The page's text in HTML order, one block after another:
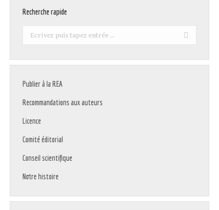
Recherche rapide
Recherche
Publier à la REA
Recommandations aux auteurs
Licence
Comité éditorial
Conseil scientifique
Notre histoire